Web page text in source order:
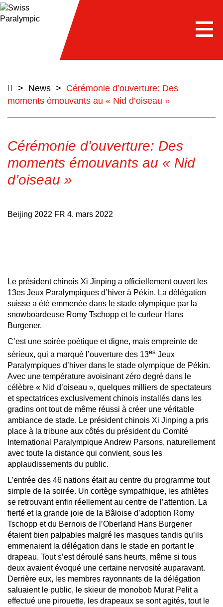
> News > Cérémonie d’ouverture: Des
moments émouvants au « Nid d’oiseau »
Cérémonie d'ouverture: Des
moments émouvants au « Nid
d’oiseau »
Beijing 2022 FR 4. mars 2022
Le président chinois Xi Jinping a officiellement ouvert les
13es Jeux Paralympiques d’hiver à Pékin. La délégation
suisse a été emmenée dans le stade olympique par la
snowboardeuse Romy Tschopp et le curleur Hans
Burgener.
C’est une soirée poétique et digne, mais empreinte de
sérieux, qui a marqué l’ouverture des 13es Jeux
Paralympiques d’hiver dans le stade olympique de Pékin.
Avec une température avoisinant zéro degré dans le
célèbre « Nid d’oiseau », quelques milliers de spectateurs
et spectatrices exclusivement chinois installés dans les
gradins ont tout de même réussi à créer une véritable
ambiance de stade. Le président chinois Xi Jinping a pris
place à la tribune aux côtés du président du Comité
International Paralympique Andrew Parsons, naturellement
avec toute la distance qui convient, sous les
applaudissements du public.
L’entrée des 46 nations était au centre du programme tout
simple de la soirée. Un cortège sympathique, les athlètes
se retrouvant enfin réellement au centre de l’attention. La
fierté et la grande joie de la Bâloise d’adoption Romy
Tschopp et du Bernois de l’Oberland Hans Burgener
étaient bien palpables malgré les masques tandis qu’ils
emmenaient la délégation dans le stade en portant le
drapeau. Tout s’est déroulé sans heurts, même si tous
deux avaient évoqué une certaine nervosité auparavant.
Derrière eux, les membres rayonnants de la délégation
saluaient le public, le skieur de monobob Murat Pelit a
effectué une pirouette, les drapeaux se sont agités, tout le